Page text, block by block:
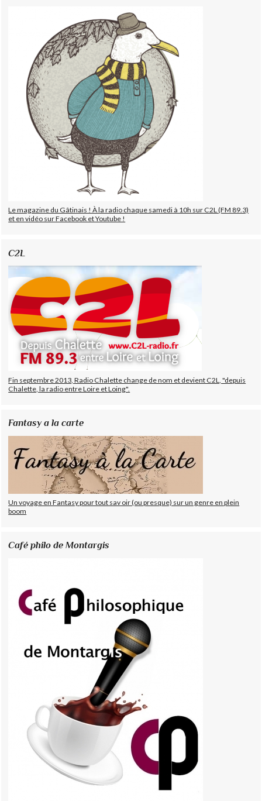
Le magazine du Gâtinais ! À la radio chaque samedi à 10h sur C2L (FM 89.3)
et en vidéo sur Facebook et Youtube !
C2L
Fin septembre 2013, Radio Chalette change de nom et devient C2L, "depuis
Chalette, la radio entre Loire et Loing".
Fantasy a la carte
Un voyage en Fantasy pour tout sav oir (ou presque) sur un genre en plein
boom
Café philo de Montargis